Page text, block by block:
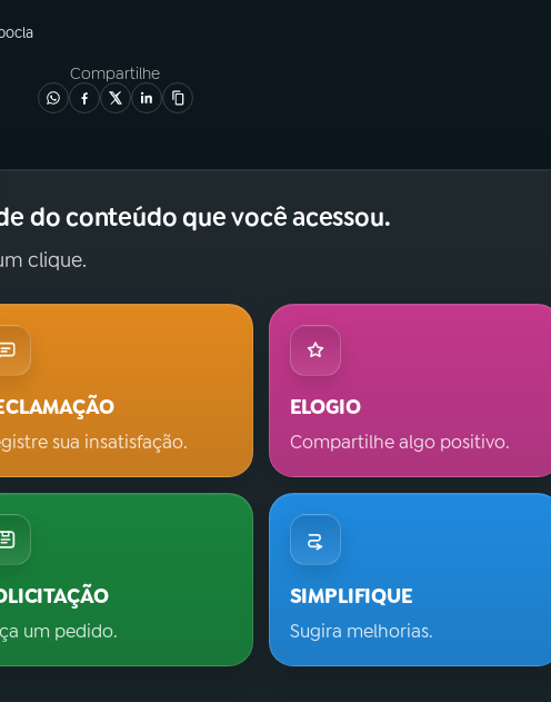
Compartilhe
do conteúdo que você acessou.
clique.
sua insatisfação.
ELOGIO
Compartilhe algo positivo.
um pedido.
SIMPLIFIQUE
Sugira melhorias.